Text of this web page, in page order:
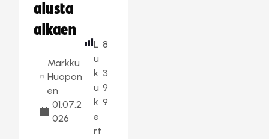
alusta
alkaen
Markku
Huopon
en
01.07.2
026
L
u
k
u
k
e
rt
8
3
9
9